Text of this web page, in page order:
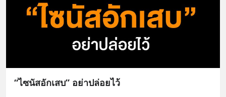
“ไซนัสอักเสบ” อย่าปล่อยไว้